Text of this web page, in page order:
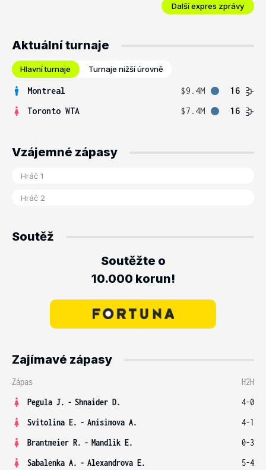
Další expres zprávy
Aktuální turnaje
Hlavní turnaje Turnaje nižší úrovně
Montreal $9.4M
16
Toronto WTA
$7.4M 16
Vzájemné zápasy
Soutěž
Soutěžte o
10.000 korun!
Zajímavé zápasy
Zápas
H2H
Pegula J. - Shnaider D.
4-0
Svitolina E. - Anisimova A.
4-1
Brantmeier R. - Mandlik E.
0-3
Sabalenka A. - Alexandrova E.
5-4